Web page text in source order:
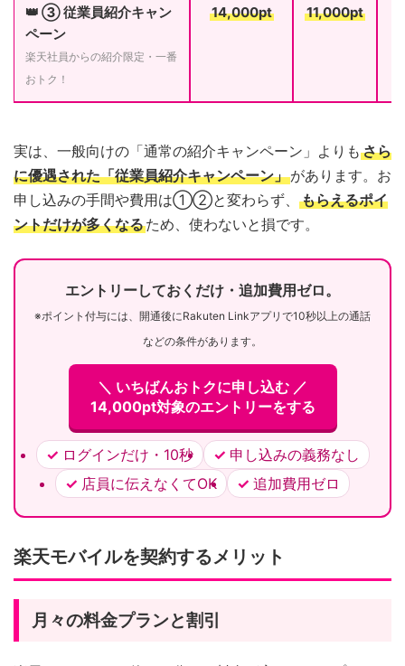
👑 ③ 従業員紹介キャン
ペーン
楽天社員からの紹介限定・一番
おトク！
14,000pt 11,000pt
実は、一般向けの「通常の紹介キャンペーン」よりも さら
に優遇された「従業員紹介キャンペーン」があります。お
申し込みの手間や費用は①②と変わらず、 もらえるポイ
ントだけが多くなるため、使わないと損です。
エントリーしておくだけ・追加費用ゼロ。
※ポイント付与には、開通後にRakuten Linkアプリで10秒以上の通話
などの条件があります。
＼ いちばんおトクに申し込む ／
14,000pt対象のエントリーをする
ログインだけ・10秒
申し込みの義務なし
店員に伝えなくてOK
追加費用ゼロ
楽天モバイルを契約するメリット
月々の料金プランと割引